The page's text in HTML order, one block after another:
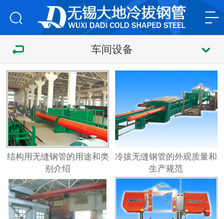
车间设备
结构用无缝钢管的用途和类
别介绍
冷拔无缝钢管的外观质量和
生产规范